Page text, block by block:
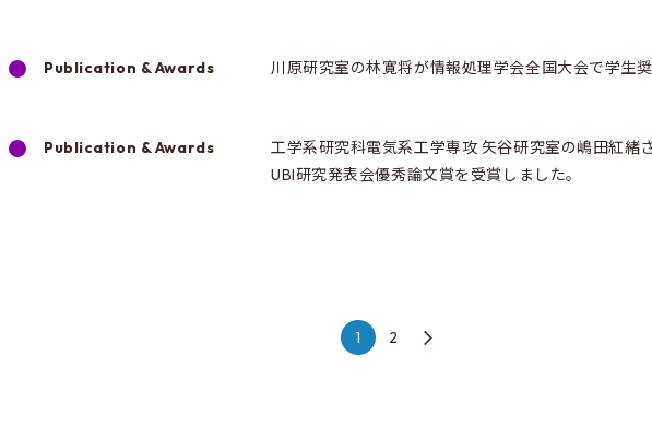
Publication & Awards 川原研究室の林寛将が情報処理学会全国大会で学生
Publication & Awards
工学系研究科電気系工学専攻 矢谷研究室の嶋田紅緒
UBI研究発表会優秀論文賞を受賞しました。
1 2